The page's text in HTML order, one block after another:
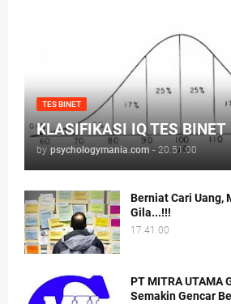
TES BINET
KLASIFIKASI IQ TES BINET
by psychologymania.com - 20.51.00
Berniat Cari Uang,
Gila...!!!
17.41.00
PT MITRA UTAMA
Semakin Gencar